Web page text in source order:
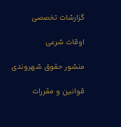
گزارشات تخصصی
اوقات شرعی
منشور حقوق شهروندی
قوانین و مقررات